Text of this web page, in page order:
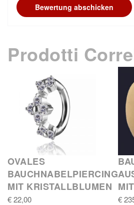
Bewertung abschicken
Prodotti
OVALES
BAUCHNABELPIERCING
MIT KRISTALLBLUMEN
€ 22,00 €